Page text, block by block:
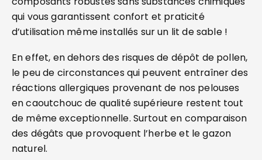
qui vous garantissent confort et praticité
d’utilisation même installés sur un lit de sable !
En effet, en dehors des risques de dépôt de pollen,
le peu de circonstances qui peuvent entraîner des
réactions allergiques provenant de nos pelouses
en caoutchouc de qualité supérieure restent tout
de même exceptionnelle. Surtout en comparaison
des dégâts que provoquent l’herbe et le gazon
naturel.